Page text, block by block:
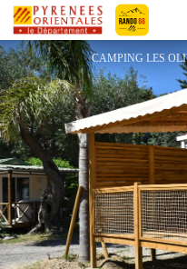
Pyrénées-
CAMPING LES OLIVIERS
CAMPING LES